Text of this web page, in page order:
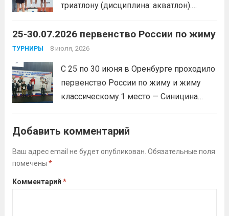
триатлону (дисциплина: акватлон).
Макарова, Серов Станислав, занял 1
место. Подготовила спортсмена тренер-
Викторовна. Читать дальше
25-30.07.2026 первенство России по жиму
ТУРНИРЫ 8 июля, 2026
С 25 по 30 июня в Оренбурге проходило
первенство России по жиму и жиму
классическому.1 место — Синицина
(тренер Задорина Я.С.)
Добавить комментарий
Ваш адрес email не будет опубликован. Обязательные поля
помечены *
Комментарий *